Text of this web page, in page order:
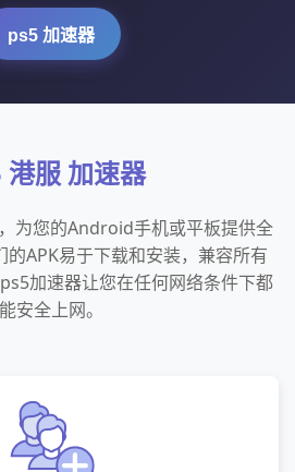
ps5 加速器
港服 加速器
为您的Android手机或平板提供全
的APK易于下载和安装，兼容所有
加速器让您在任何网络条件下都
能安全上网。